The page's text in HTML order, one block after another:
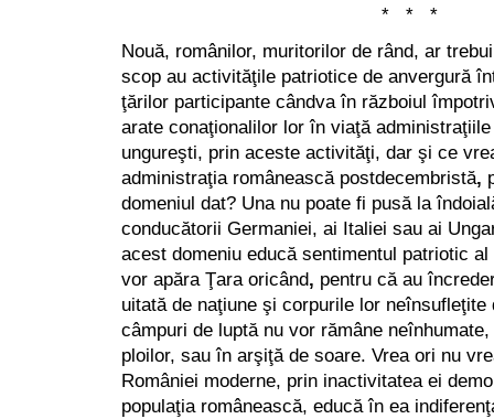
* * *
Nouă, românilor, muritorilor de rând, ar
scop au activităţile patriotice de anvergură
ţărilor participante cândva în războiul
arate conaţionalilor lor în viaţă
ungureşti, prin aceste activităţi, dar şi ce
administraţia românească postdecembristă,
domeniul dat? Una nu poate fi pusă la
conducătorii Germaniei, ai Italiei sau ai
acest domeniu educă sentimentul patriotic
vor apăra Ţara oricând, pentru că au
uitată de naţiune şi corpurile lor neînsufleţite
câmpuri de luptă nu vor rămâne
ploilor, sau în arşiţă de soare. Vrea ori nu
României moderne, prin inactivitatea ei
populaţia românească, educă în ea